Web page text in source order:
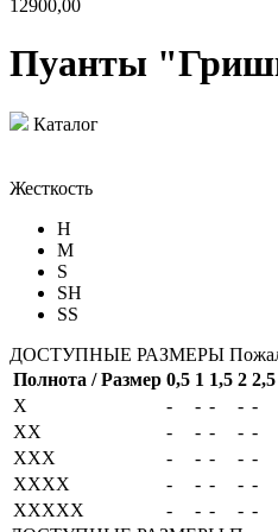
12900,00
Пуанты
Каталог
Жесткость
H
M
S
SH
SS
ДОСТУПНЫЕ РАЗМЕРЫ
Полнота / Размер 0,5 1 1,5 2 2,5
X
- - - - -
XX
- - - - -
XXX
- - - - -
XXXX
- - - - -
XXXXX
- - - - -